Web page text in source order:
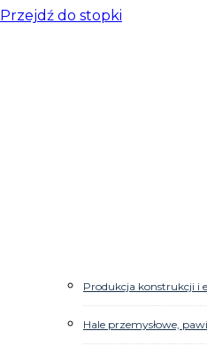
Przejdź do stopki
Produkcja konstrukcji i
Hale przemysłowe,